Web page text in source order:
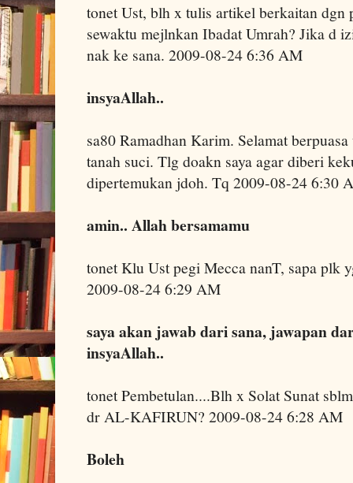
tonet Ust, blh x tulis artikel berkaitan dgn
sewaktu mejlnkan Ibadat Umrah? Jika d
nak ke sana. 2009-08-24 6:36 AM
insyaAllah..
sa80 Ramadhan Karim. Selamat
tanah suci. Tlg doakn saya agar diberi
dipertemukan jdoh. Tq 2009-08-24 6:30
amin.. Allah bersamamu
tonet Klu Ust pegi Mecca nanT, sapa plk
2009-08-24 6:29 AM
saya akan jawab dari sana, jawapan
insyaAllah..
tonet Pembetulan....Blh x Solat Sunat
dr AL-KAFIRUN? 2009-08-24 6:28 AM
Boleh